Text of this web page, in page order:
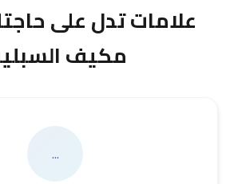
علامات تدل على
مكيف
...